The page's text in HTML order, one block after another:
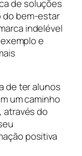
de soluções
do bem-estar
indelével
e
de ter alunos
um caminho
através do
positiva